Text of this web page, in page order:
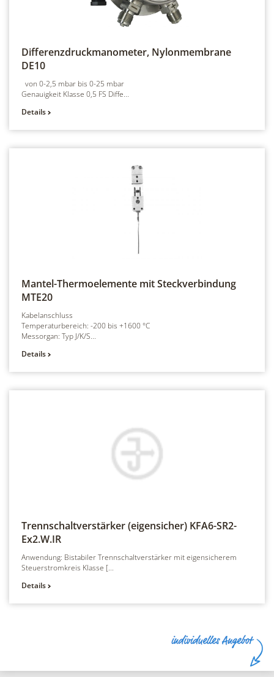
Differenzdruckmanometer, Nylonmembrane
DE10
von 0-2,5 mbar bis 0-25 mbar
Genauigkeit Klasse 0,5 FS Diffe...
Details
Mantel-Thermoelemente mit Steckverbindung
MTE20
Kabelanschluss
Temperaturbereich: -200 bis +1600 °C
Messorgan: Typ J/K/S...
Details
Trennschaltverstärker (eigensicher) KFA6-SR2-
Ex2.W.IR
Anwendung: Bistabiler Trennschaltverstärker mit eigensicherem
Steuerstromkreis Klasse [...
Details